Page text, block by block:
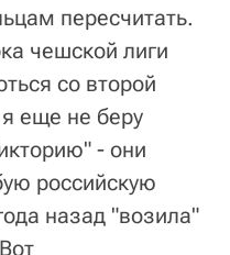
пересчитать.
чешской лиги
со второй
еще не беру
- они
российскую
назад "возила"